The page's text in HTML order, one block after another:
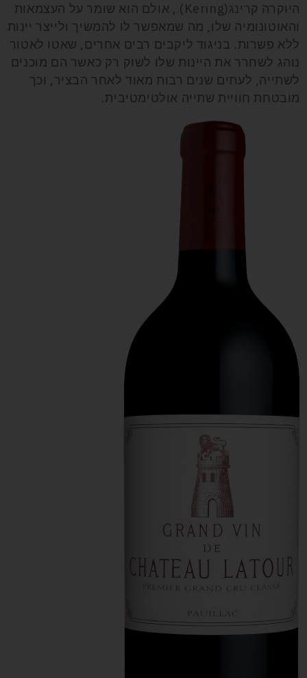
היוקרה קרינג(Kering) , אולם הוא שומר על העצמאות
והאוטונומיה שלו, מה שמאפשר לו להמשיך ולייצר יינות
ללא פשרות. בניגוד ליקבים רבים אחרים, שאטו לאטור
נוהג לשחרר את היינות שלו לשוק רק כאשר הם מוכנים
לשתייה, לעתים שנים רבות מאוד לאחר הבציר, וכך
מובטחת חוויית שתייה אולטימטיבית.